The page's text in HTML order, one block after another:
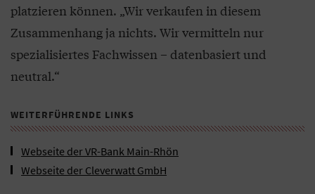
platzieren können. „Wir verkaufen in diesem
Zusammenhang ja nichts. Wir vermitteln nur
spezialisiertes Fachwissen – datenbasiert und
neutral.“
WEITERFÜHRENDE LINKS
Webseite der VR-Bank Main-Rhön
Webseite der Cleverwatt GmbH